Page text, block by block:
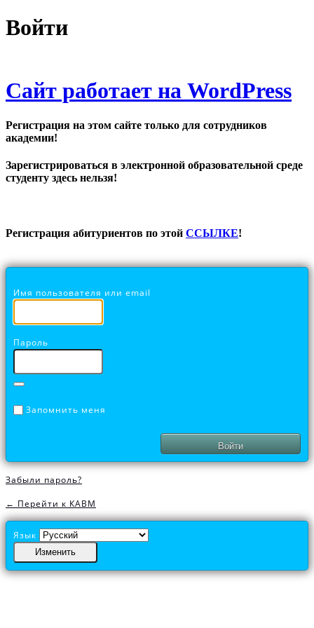
Войти
Сайт работает на WordPress
Регистрация на этом сайте только для сотрудников
академии!
Зарегистрироваться в электронной образовательной среде
студенту здесь нельзя!
Регистрация абитуриентов по этой ССЫЛКЕ!
Имя пользователя или email
Пароль
Запомнить меня
Забыли пароль?
← Перейти к КАВМ
Язык